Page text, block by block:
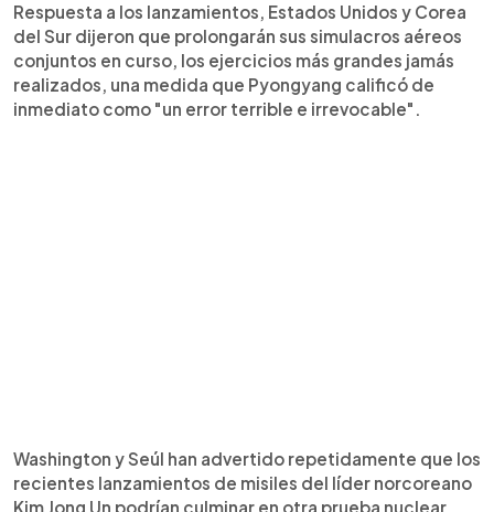
Respuesta a los lanzamientos, Estados Unidos y Corea
del Sur dijeron que prolongarán sus simulacros aéreos
conjuntos en curso, los ejercicios más grandes jamás
realizados, una medida que Pyongyang calificó de
inmediato como "un error terrible e irrevocable".
Washington y Seúl han advertido repetidamente que los
recientes lanzamientos de misiles del líder norcoreano
Kim Jong Un podrían culminar en otra prueba nuclear,